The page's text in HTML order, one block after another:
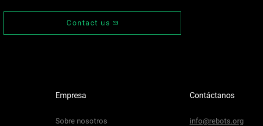
Contact us
Empresa
Sobre nosotros
Contáctanos
info@rebots.org